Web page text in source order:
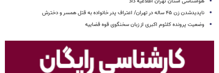
ناپدیدشدن زن ۴۵ ساله در تهران/ اعتراف پدر خانواده به قتل همسر و دخترش
وضعیت پرونده کلثوم اکبری از زبان سخنگوی قوه قضاییه